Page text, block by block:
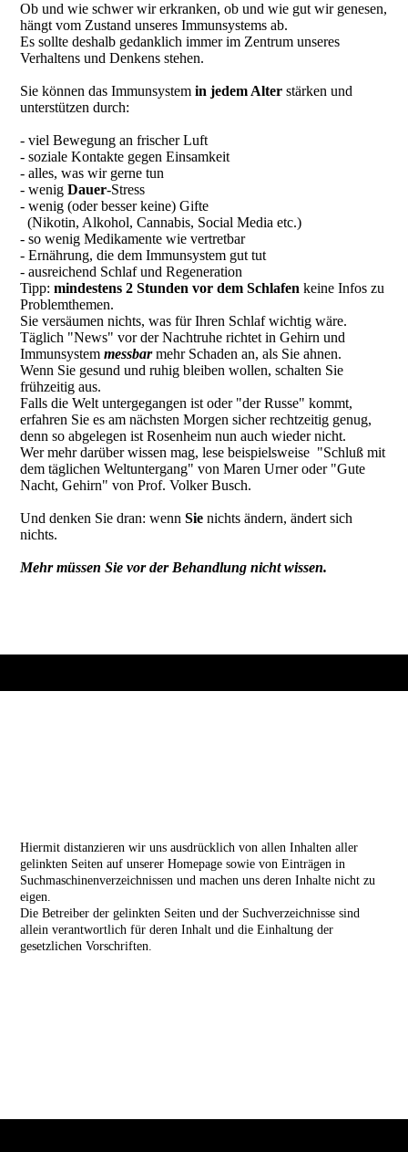
Ob und wie schwer wir erkranken, ob und wie gut wir genesen,
hängt vom Zustand unseres Immunsystems ab.
Es sollte deshalb gedanklich immer im Zentrum unseres
Verhaltens und Denkens stehen.
Sie können das Immunsystemin jedem Alterstärken und
unterstützen durch:
- viel Bewegung an frischer Luft
- soziale Kontakte gegen Einsamkeit
- alles, was wir gerne tun
- wenigDauer-Stress
- wenig (oder besser keine) Gifte
(Nikotin, Alkohol, Cannabis, Social Media etc.)
- so wenig Medikamente wie vertretbar
- Ernährung, die dem Immunsystem gut tut
- ausreichend Schlaf und Regeneration
Tipp:mindestens 2 Stunden vor dem Schlafen keine Infos zu
Problemthemen.
Sie versäumen nichts, was für Ihren Schlaf wichtig wäre.
Täglich "News" vor der Nachtruhe richtet in Gehirn und
Immunsystemmessbarmehr Schaden an, als Sie ahnen.
Wenn Sie gesund und ruhig bleiben wollen, schalten Sie
frühzeitig aus.
Falls die Welt untergegangen ist oder "der Russe" kommt,
erfahren Sie es am nächsten Morgen sicher rechtzeitig genug,
denn so abgelegen ist Rosenheim nun auch wieder nicht.
Wer mehr darüber wissen mag, lese beispielsweise "Schluß mit
dem täglichen Weltuntergang" von Maren Urner oder "Gute
Nacht, Gehirn" von Prof. Volker Busch.
Und denken Sie dran: wennSie nichts ändern, ändert sich
nichts.
Mehr müssen Sie vor der Behandlung nicht wissen.
Hiermit distanzieren wir uns ausdrücklich von allen Inhalten aller
gelinkten Seiten auf unserer Homepage sowie von Einträgen in
Suchmaschinenverzeichnissen und machen uns deren Inhalte nicht zu
eigen.
Die Betreiber der gelinkten Seiten und der Suchverzeichnisse sind
allein verantwortlich für deren Inhalt und die Einhaltung der
gesetzlichen Vorschriften.